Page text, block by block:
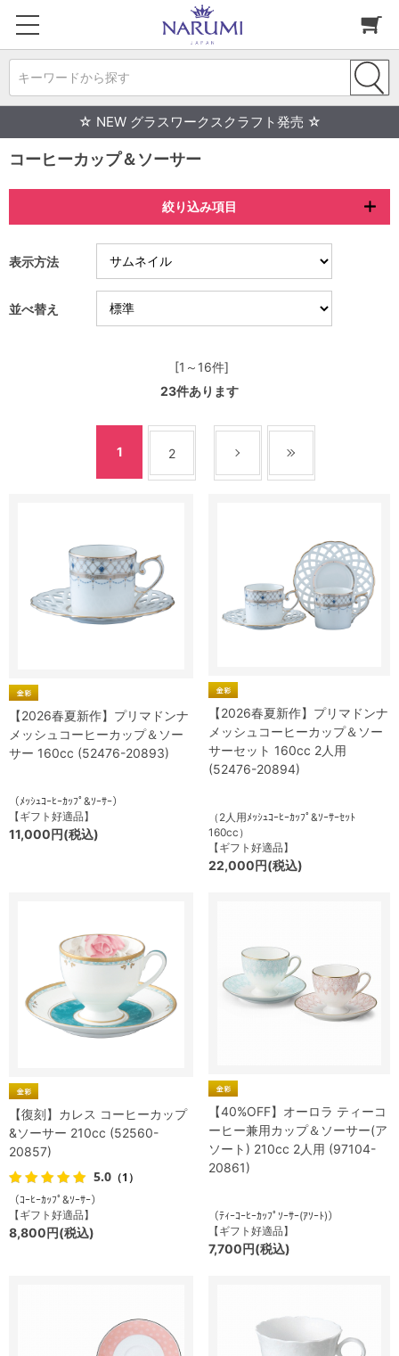
キーワードから探す
☆ NEW グラスワークスクラフト発売 ☆
コーヒーカップ＆ソーサー
絞り込み項目
表示方法
並べ替え
[1～16件]
23件あります
1 2
【2026春夏新作】プリマドンナ
メッシュコーヒーカップ＆ソー
サー 160cc (52476-20893)
（ﾒｯｼｭｺｰﾋｰｶｯﾌﾟ&ｿｰｻｰ）
【ギフト好適品】
11,000円(税込)
【2026春夏新作】プリマドンナ
メッシュコーヒーカップ＆ソー
サーセット 160cc 2人用
(52476-20894)
（2人用ﾒｯｼｭｺｰﾋｰｶｯﾌﾟ&ｿｰｻｰｾｯﾄ
160cc）
【ギフト好適品】
22,000円(税込)
【復刻】カレス コーヒーカップ
&ソーサー 210cc (52560-
20857)
5.0 （1）
（ｺｰﾋｰｶｯﾌﾟ&ｿｰｻｰ）
【ギフト好適品】
8,800円(税込)
【40%OFF】オーロラ ティーコ
ーヒー兼用カップ＆ソーサー(ア
ソート) 210cc 2人用 (97104-
20861)
（ﾃｨｰｺｰﾋｰｶｯﾌﾟｿｰｻｰ(ｱｿｰﾄ)）
【ギフト好適品】
7,700円(税込)